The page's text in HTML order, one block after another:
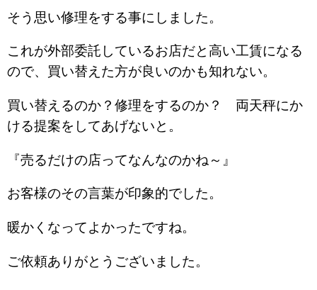
そう思い修理をする事にしました。
これが外部委託しているお店だと高い工賃になる
ので、買い替えた方が良いのかも知れない。
買い替えるのか？修理をするのか？ 両天秤にか
ける提案をしてあげないと。
『売るだけの店ってなんなのかね～』
お客様のその言葉が印象的でした。
暖かくなってよかったですね。
ご依頼ありがとうございました。